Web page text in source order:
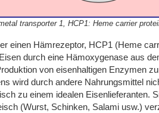
transporter 1, HCP1: Heme carrier
einen Hämrezeptor, HCP1 (Heme
durch eine Hämoxygenase aus
von eisenhaltigen Enzymen
wird durch andere Nahrungsmittel
zu einem idealen Eisenlieferanten.
(Wurst, Schinken, Salami usw.)